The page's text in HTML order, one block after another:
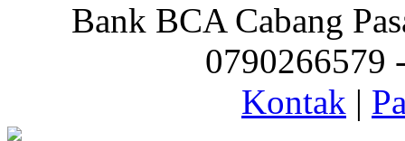
Bank BCA Cabang
0790266579
Kontak |